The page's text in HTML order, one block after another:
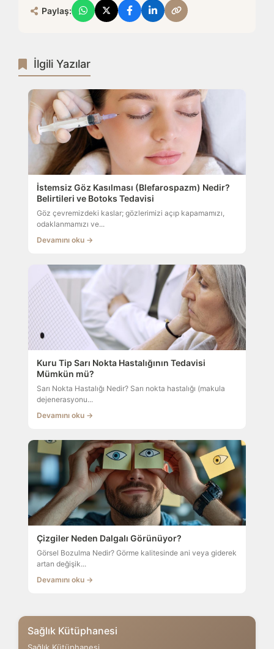
Sağlık Kütüphanesi
Paylaş:
İlgili Yazılar
İstemsiz Göz Kasılması (Blefarospazm) Nedir?
Belirtileri ve Botoks Tedavisi
Göz çevremizdeki kaslar; gözlerimizi açıp kapamamızı,
odaklanmamızı ve...
Devamını oku →
Kuru Tip Sarı Nokta Hastalığının Tedavisi
Mümkün mü?
Sarı Nokta Hastalığı Nedir? Sarı nokta hastalığı (makula
dejenerasyonu...
Devamını oku →
Çizgiler Neden Dalgalı Görünüyor?
Görsel Bozulma Nedir? Görme kalitesinde ani veya giderek
artan değişik...
Devamını oku →